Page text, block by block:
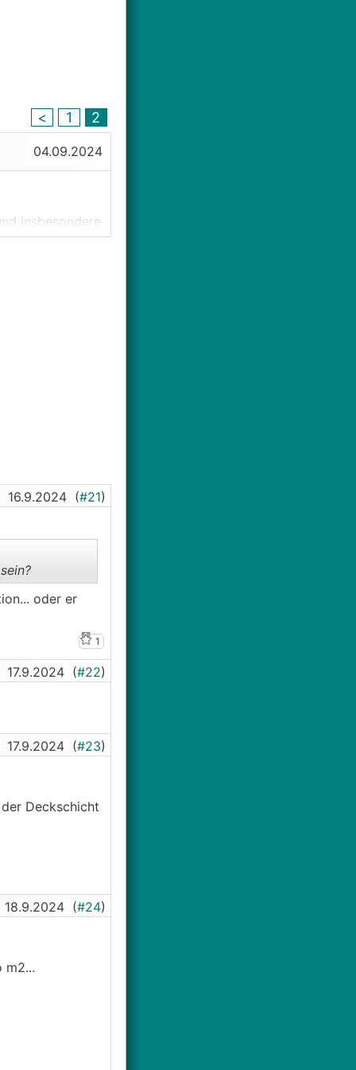
< 1 2
04.09.2024
insbesondere
16.9.2024 (#21)
oder er
1
17.9.2024 (#22)
17.9.2024 (#23)
Deckschicht
18.9.2024 (#24)
m2...